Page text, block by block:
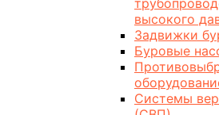
высокого
Задвижки
Буровые
Системы